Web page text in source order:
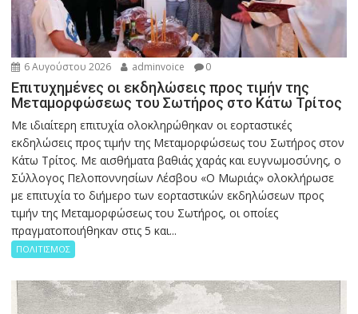
6 Αυγούστου 2026 adminvoice 0
Επιτυχημένες οι εκδηλώσεις προς τιμήν της
Μεταμορφώσεως του Σωτήρος στο Κάτω Τρίτος
Με ιδιαίτερη επιτυχία ολοκληρώθηκαν οι εορταστικές
εκδηλώσεις προς τιμήν της Μεταμορφώσεως του Σωτήρος στον
Κάτω Τρίτος. Με αισθήματα βαθιάς χαράς και ευγνωμοσύνης, ο
Σύλλογος Πελοποννησίων Λέσβου «Ο Μωριάς» ολοκλήρωσε
με επιτυχία το διήμερο των εορταστικών εκδηλώσεων προς
τιμήν της Μεταμορφώσεως του Σωτήρος, οι οποίες
πραγματοποιήθηκαν στις 5 και...
ΠΟΛΙΤΙΣΜΟΣ